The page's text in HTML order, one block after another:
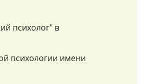
психолог" в
психологии имени